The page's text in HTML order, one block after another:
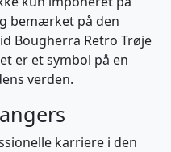
bemærket på den
Bougherra Retro Trøje
er et symbol på en
verden.
karriere i den